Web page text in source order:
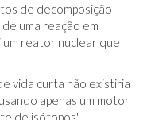
de decomposição
uma reação em
um reator nuclear que
vida curta não existiria
apenas um motor
de isótopos'.